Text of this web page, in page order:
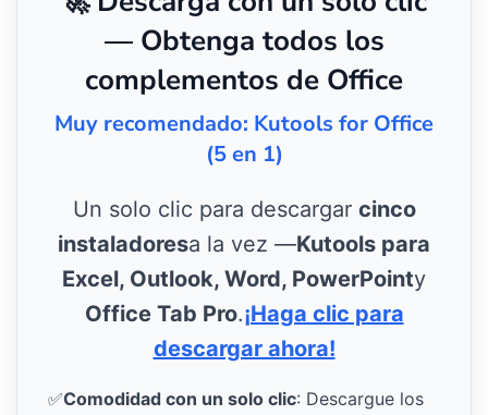
— Obtenga todos los
complementos de Office
Muy recomendado: Kutools for Office
(5 en 1)
Un solo clic para descargar cinco
instaladoresa la vez —Kutools para
Excel, Outlook, Word, PowerPointy
Office Tab Pro.¡Haga clic para
descargar ahora!
✅Comodidad con un solo clic: Descargue los